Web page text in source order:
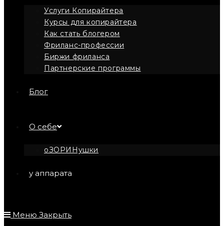
Услуги Копирайтера
Курсы для копирайтера
Как стать блогером
Фриланс-профессии
Биржи фриланса
Партнерские программы
Блог
О себе
оЗОРИНушки
у аппарата
Меню Закрыть